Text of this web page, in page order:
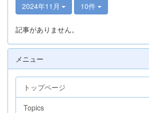
2024年11月 10件
記事がありません。
メニュー
トップページ
Topics